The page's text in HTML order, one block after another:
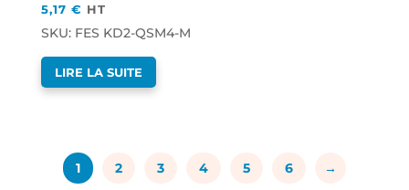
5,17€ HT
SKU: FES KD2-QSM4-M
LIRE LA SUITE
1 2 3 4 5 6 →